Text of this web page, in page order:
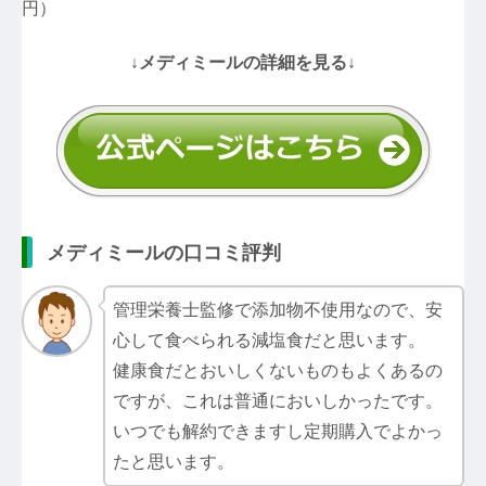
円）
↓メディミールの詳細を見る↓
メディミールの口コミ評判
管理栄養士監修で添加物不使用なので、安
心して食べられる減塩食だと思います。
健康食だとおいしくないものもよくあるの
ですが、これは普通においしかったです。
いつでも解約できますし定期購入でよかっ
たと思います。